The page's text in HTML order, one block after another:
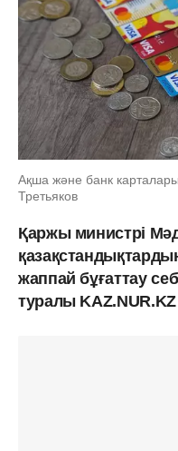
Ақша және банк
Третьяков
Қаржы министрі
жаппай бұғаттау
туралы